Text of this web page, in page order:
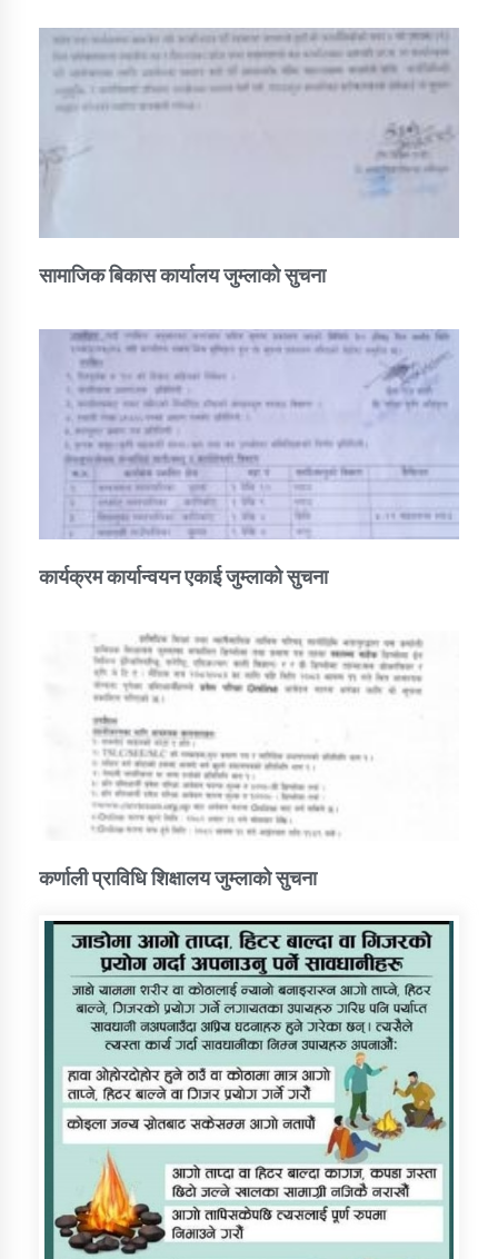
सामाजिक बिकास कार्यालय जुम्लाकाे सुचना
कार्यक्रम कार्यान्वयन एकाई जुम्लाको सुचना
कर्णाली प्राविधि शिक्षालय जुम्लाको सुचना